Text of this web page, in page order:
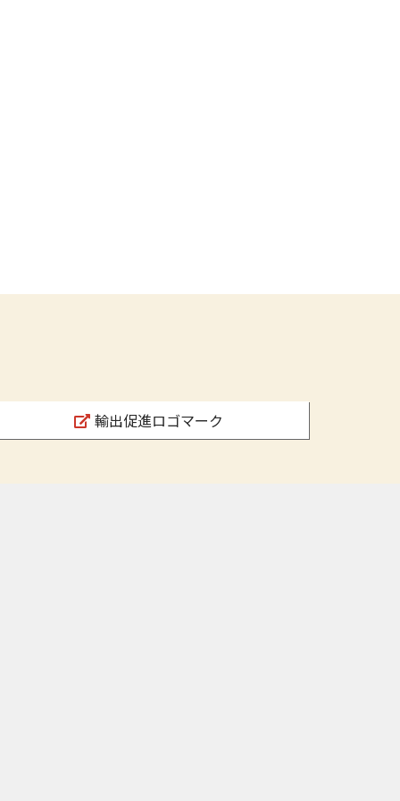
輸出促進ロゴマーク